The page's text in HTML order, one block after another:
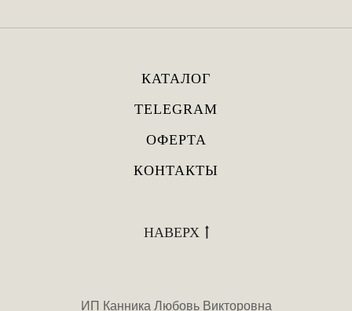
КАТАЛОГ
TELEGRAM
ОФЕРТА
КОНТАКТЫ
НАВЕРХ
ИП Канника Любовь Викторовна